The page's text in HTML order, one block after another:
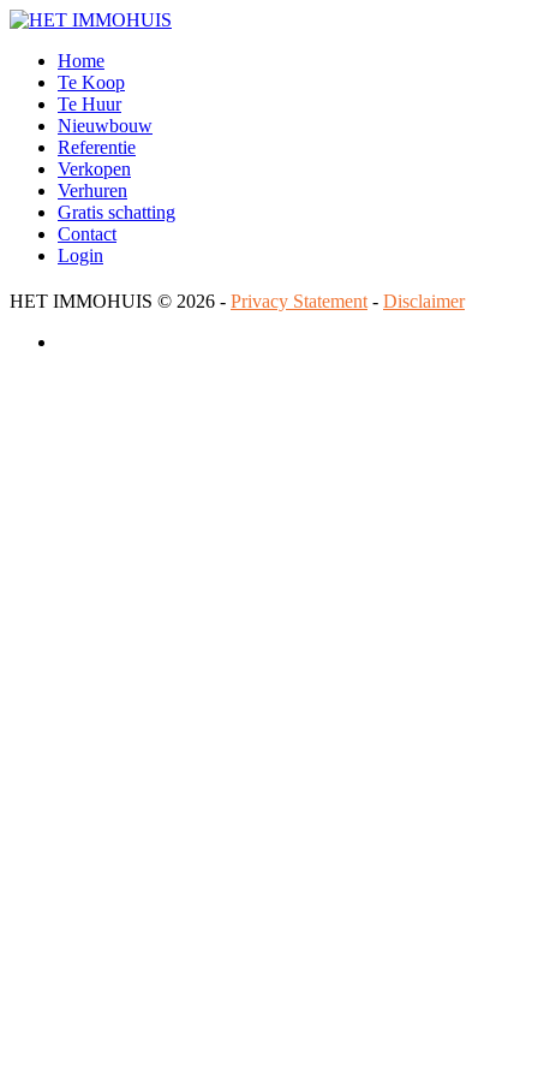
Home
Te Koop
Te Huur
Nieuwbouw
Referentie
Verkopen
Verhuren
Gratis schatting
Contact
Login
HET IMMOHUIS © 2026 - Privacy Statement - Disclaimer